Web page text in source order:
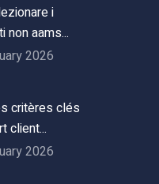
i
non aams...
2026
critères clés
client...
2026